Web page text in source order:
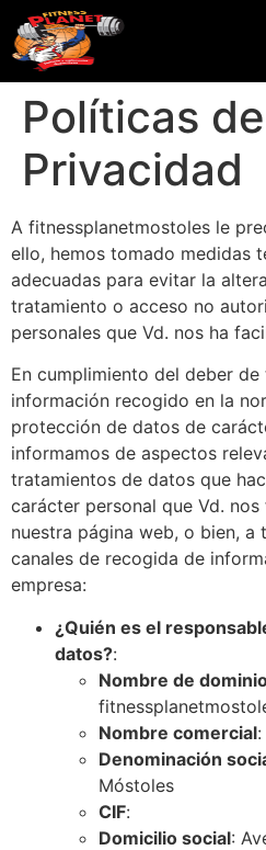
Políticas de
Privacidad
A fitnessplanetmostoles le
ello, hemos tomado medidas
adecuadas para evitar la
tratamiento o acceso no
personales que Vd. nos ha
En cumplimiento del deber de
información recogido en la
protección de datos de
informamos de aspectos
tratamientos de datos que
carácter personal que Vd.
nuestra página web, o bien,
canales de recogida de
empresa:
¿Quién es el
datos?:
Nombre de
Nombre comercial
Denominación
Móstoles
CIF:
Domicilio social: